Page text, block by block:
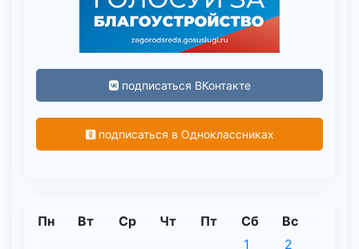
подписаться ВКонтакте
подписаться в Одноклассниках
Пн Вт Ср Чт Пт Сб Вс
1
2